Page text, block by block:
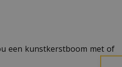
een kunstkerstboom met of